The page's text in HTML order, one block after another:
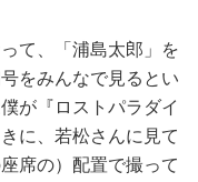
て、「浦島太郎」を
をみんなで見るとい
が『ロストパラダイ
に、若松さんに見て
席の）配置で撮って